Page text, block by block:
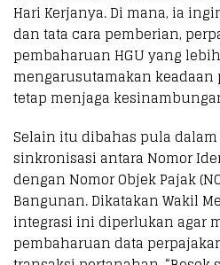
Hari Kerjanya. Di mana, ia
dan tata cara pemberian,
pembaharuan HGU yang
mengarusutamakan keadaan
tetap menjaga
Selain itu dibahas pula
sinkronisasi antara Nomor
dengan Nomor Objek Pajak
Bangunan. Dikatakan Wakil
integrasi ini diperlukan agar
pembaharuan data